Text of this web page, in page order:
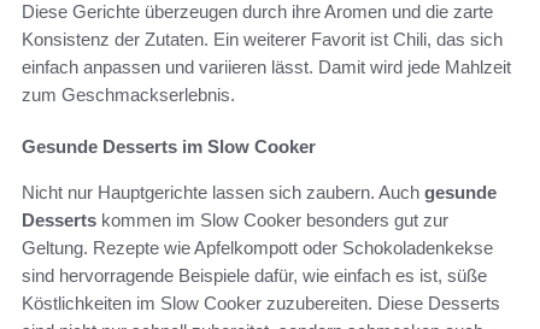
Diese Gerichte überzeugen durch ihre Aromen und die zarte
Konsistenz der Zutaten. Ein weiterer Favorit ist Chili, das sich
einfach anpassen und variieren lässt. Damit wird jede Mahlzeit
zum Geschmackserlebnis.
Gesunde Desserts im Slow Cooker
Nicht nur Hauptgerichte lassen sich zaubern. Auch gesunde
Desserts kommen im Slow Cooker besonders gut zur
Geltung. Rezepte wie Apfelkompott oder Schokoladenkekse
sind hervorragende Beispiele dafür, wie einfach es ist, süße
Köstlichkeiten im Slow Cooker zuzubereiten. Diese Desserts